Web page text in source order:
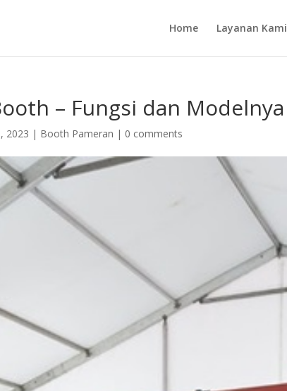
Home Layanan Kami
– Fungsi dan Modelnya
2023 | Booth Pameran | 0 comments